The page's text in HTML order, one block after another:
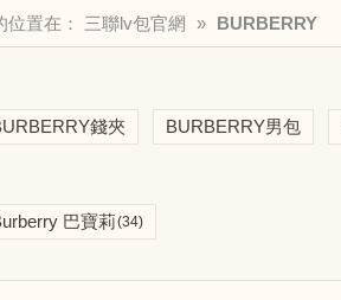
位置在： 三聯lv包官網 » BURBERRY
錢夾
BURBERRY男包
巴寶莉(34)